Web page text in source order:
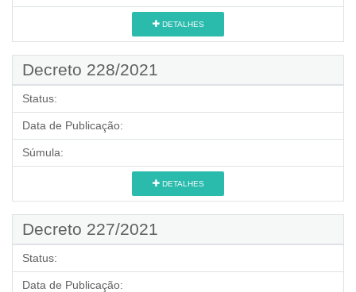
DETALHES
Decreto 228/2021
Status:
Data de Publicação:
Súmula:
DETALHES
Decreto 227/2021
Status:
Data de Publicação: